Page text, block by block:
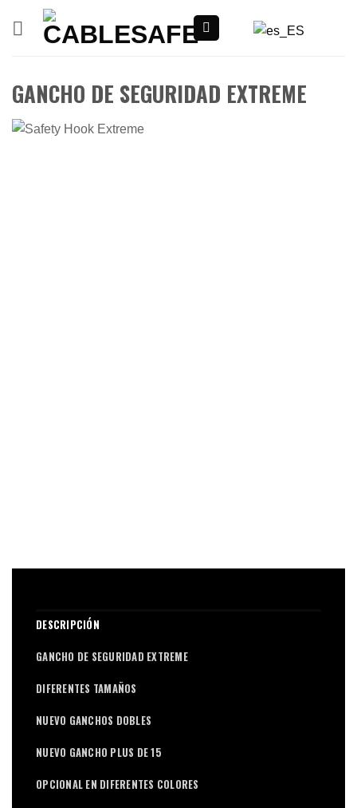
GANCHO DE SEGURIDAD EXTREME
DESCRIPCIÓN
GANCHO DE SEGURIDAD EXTREME
DIFERENTES TAMAÑOS
NUEVO GANCHOS DOBLES
NUEVO GANCHO PLUS DE 15
OPCIONAL EN DIFERENTES COLORES